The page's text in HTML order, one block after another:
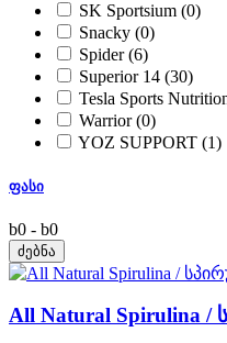
SK Sportsium (0)
Snacky (0)
Spider(6)
Superior 14 (30)
Tesla Sports
Warrior(0)
YOZ SUPPORT (1)
ფასი
b0 - b0
All Natural Spirulina /